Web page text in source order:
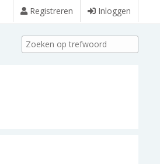
Registreren Inloggen